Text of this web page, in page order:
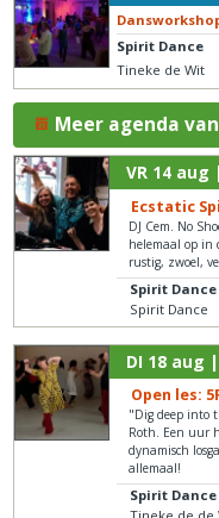
Spirit Dance
Tineke de Wit
Meer agenda
VR 14 aug |
Ecstatic
DJ Cem. No
helemaal op in
rustig, zwoel,
Spirit Dance
Spirit Dance
DI 18 aug |
Open les:
"Dig deep into
Roth. Een uur
dynamisch
allemaal!
Spirit Dance